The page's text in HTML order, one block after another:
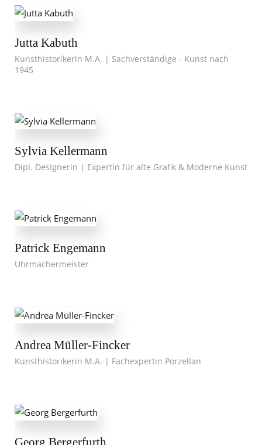
Jutta Kabuth
Kunsthistorikerin M.A. | Sachverständige - Kunst nach
1945
Sylvia Kellermann
Dipl. Designerin | Expertin für alte Grafik & Moderne Kunst
Patrick Engemann
Uhrmachermeister
Andrea Müller-Fincker
Kunsthistorikerin M.A. | Fachexpertin Porzellan
Georg Bergerfurth